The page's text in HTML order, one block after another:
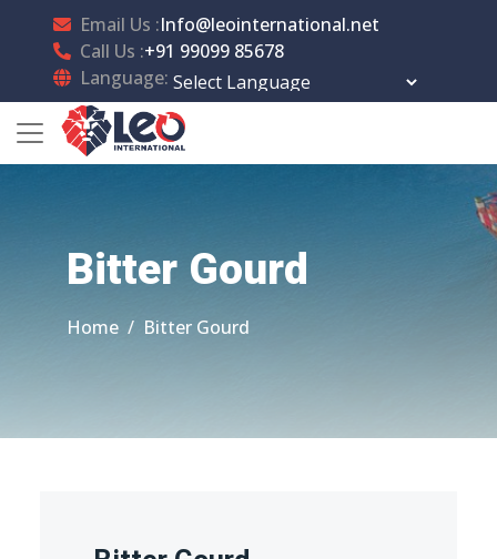
Email Us :Info@leointernational.net
Call Us :+91 99099 85678
Language:
Bitter Gourd
Home Bitter Gourd